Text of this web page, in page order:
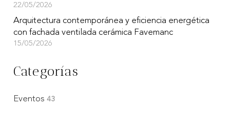
22/05/2026
Arquitectura contemporánea y eficiencia energética
con fachada ventilada cerámica Favemanc
15/05/2026
Categorías
Eventos 43